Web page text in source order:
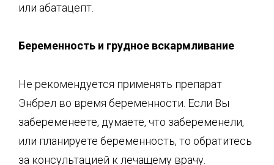
или абатацепт.
Беременность и грудное вскармливание
Не рекомендуется применять препарат
Энбрел во время беременности. Если Вы
забеременеете, думаете, что забеременели,
или планируете беременность, то обратитесь
за консультацией к лечащему врачу.